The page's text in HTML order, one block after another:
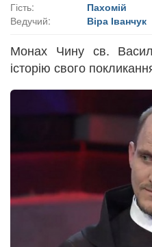
Гість:
Пахомій
Ведучий:
Віра Іванчук
Монах Чину св.
історію свого